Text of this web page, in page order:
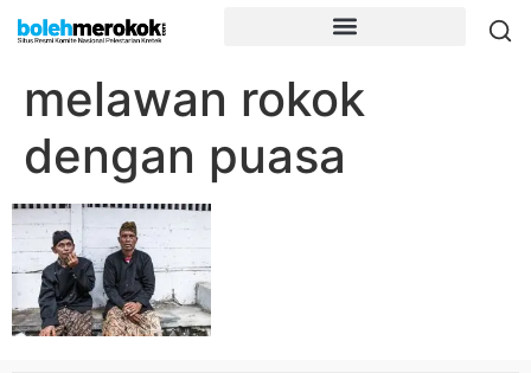
melawan rokok
dengan puasa